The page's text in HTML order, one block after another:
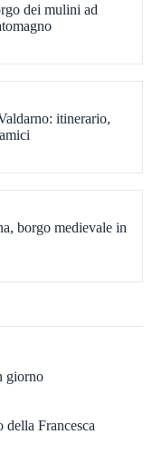
dei mulini ad
itinerario,
borgo medievale in
giorno
della Francesca